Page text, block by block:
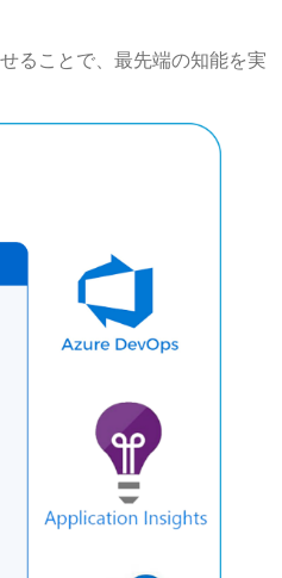
ることで、最先端の知能を実